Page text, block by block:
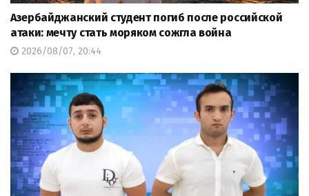
Азербайджанский студент погиб после российской
атаки: мечту стать моряком сожгла война
2026/08/07, 20:44